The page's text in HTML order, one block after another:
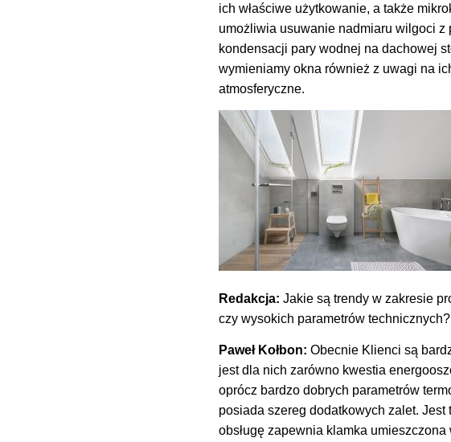
ich właściwe użytkowanie, a także
umożliwia usuwanie nadmiaru wilgoci z
kondensacji pary wodnej na dachowej
wymieniamy okna również z uwagi na
atmosferyczne.
Redakcja: Jakie są trendy w zakresie
czy wysokich parametrów technicznych?
Paweł Kołbon: Obecnie Klienci są
jest dla nich zarówno kwestia
oprócz bardzo dobrych parametrów
posiada szereg dodatkowych zalet.
obsługę zapewnia klamka